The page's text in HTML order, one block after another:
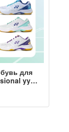
для
yy
power